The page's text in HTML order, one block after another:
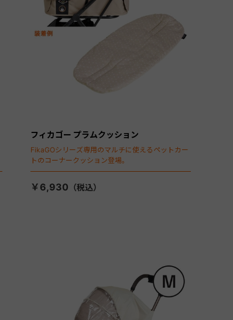
フィカゴー プラムクッション
FikaGOシリーズ専用のマルチに使えるペットカー
トのコーナークッション登場。
￥6,930